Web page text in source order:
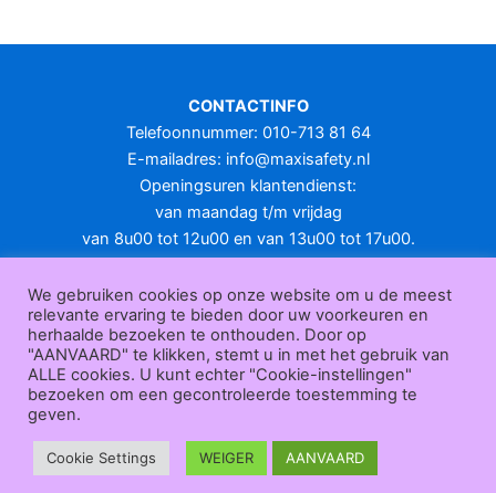
variaties.
optie
gekozen
worden
op
productpagina
CONTACTINFO
Telefoonnummer: 010-713 81 64
E-mailadres: info@maxisafety.nl
Openingsuren klantendienst:
van maandag t/m vrijdag
van 8u00 tot 12u00 en van 13u00 tot 17u00.
KLANTENSERVICE
Over
ons|Bedrijfsgegevens| F.A.Q.|Bestelprocedure | Betaling
ending | Retourneren|Herroepingsrecht|Herroepingsfunctie
ederverkoop|Bedrukken|Contact
Algemene voorwaarden
Maxisafety.nl © 2026
We gebruiken cookies op onze website om u de meest
relevante ervaring te bieden door uw voorkeuren en
herhaalde bezoeken te onthouden. Door op
"AANVAARD" te klikken, stemt u in met het gebruik van
ALLE cookies. U kunt echter "Cookie-instellingen"
bezoeken om een gecontroleerde toestemming te
geven.
Cookie Settings WEIGER AANVAARD